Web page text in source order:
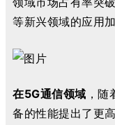
等新兴领域的应用加
在5G通信领域 ，随
备的性能提出了更